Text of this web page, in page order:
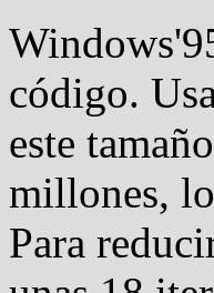
código.
este
millones,
Para